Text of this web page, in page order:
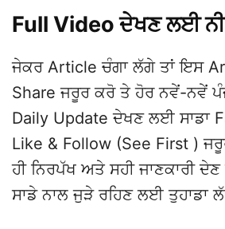
Full Video ਦੇਖਣ ਲਈ
ਜੇਕਰ Article ਚੰਗਾ ਲੱਗੇ ਤਾਂ ਇਸ
Share ਜਰੂਰ ਕਰੋ ਤੇ ਹੋਰ ਨਵੇਂ-ਨਵੇਂ
Daily Update ਦੇਖਣ ਲਈ ਸਾਡਾ
Like & Follow (See First )
ਹੀ ਨਿਰਪੱਖ ਅਤੇ ਸਹੀ ਜਾਣਕਾਰੀ
ਸਾਡੇ ਨਾਲ ਜੁੜੇ ਰਹਿਣ ਲਈ ਤੁਹਾਡਾ